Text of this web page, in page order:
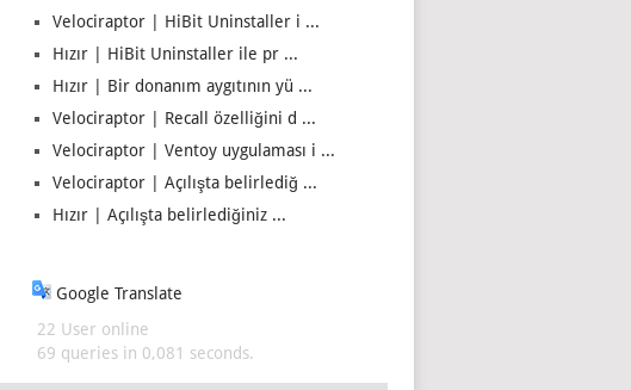
Velociraptor | HiBit Uninstaller i ...
Hızır | HiBit Uninstaller ile pr ...
Hızır | Bir donanım aygıtının yü ...
Velociraptor | Recall özelliğini d ...
Velociraptor | Ventoy uygulaması i ...
Velociraptor | Açılışta belirlediğ ...
Hızır | Açılışta belirlediğiniz ...
Google Translate
22 User online
69 queries in 0,081 seconds.